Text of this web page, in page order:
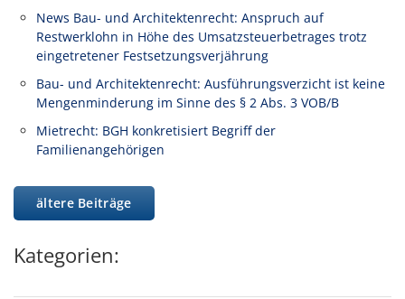
News Bau- und Architektenrecht: Anspruch auf
Restwerklohn in Höhe des Umsatzsteuerbetrages trotz
eingetretener Festsetzungsverjährung
Bau- und Architektenrecht: Ausführungsverzicht ist keine
Mengenminderung im Sinne des § 2 Abs. 3 VOB/B
Mietrecht: BGH konkretisiert Begriff der
Familienangehörigen
ältere Beiträge
Kategorien: